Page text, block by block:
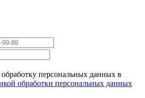
обработку персональных данных в
обработки персональных данных